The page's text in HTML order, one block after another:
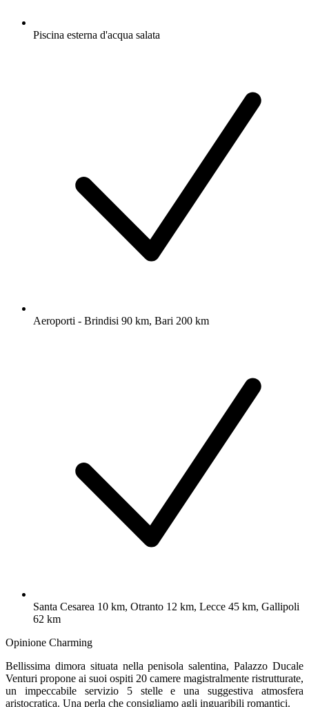
Piscina esterna d'acqua salata
Aeroporti - Brindisi 90 km, Bari 200 km
Santa Cesarea 10 km, Otranto 12 km, Lecce 45 km, Gallipoli
62 km
Opinione Charming
Bellissima dimora situata nella penisola salentina, Palazzo Ducale
Venturi propone ai suoi ospiti 20 camere magistralmente ristrutturate,
un impeccabile servizio 5 stelle e una suggestiva atmosfera
aristocratica. Una perla che consigliamo agli inguaribili romantici.